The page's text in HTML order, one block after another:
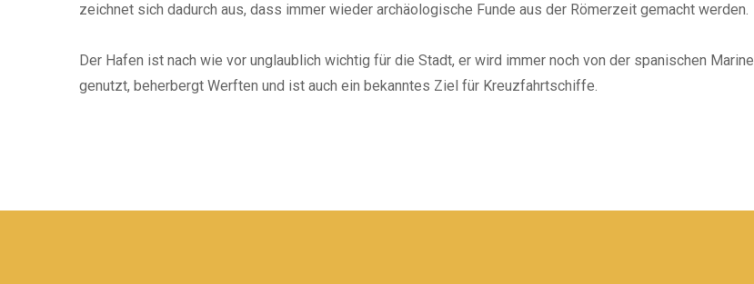
zeichnet sich dadurch aus, dass immer wieder archäologische Funde aus der Römerzeit gemacht werden.
Der Hafen ist nach wie vor unglaublich wichtig für die Stadt, er wird immer noch von der spanischen Marine
genutzt, beherbergt Werften und ist auch ein bekanntes Ziel für Kreuzfahrtschiffe.